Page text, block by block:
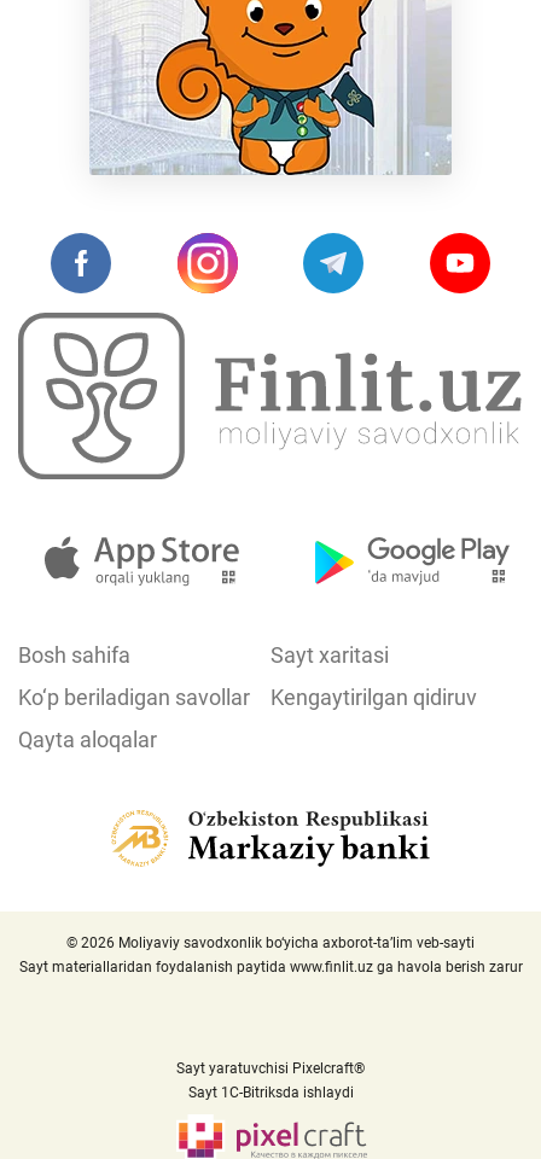
Bosh sahifa
Sayt xaritasi
Ko‘p beriladigan savollar
Kengaytirilgan qidiruv
Qayta aloqalar
© 2026 Moliyaviy savodxonlik bo‘yicha axborot-ta’lim veb-sayti
Sayt materiallaridan foydalanish paytida www.finlit.uzga havola berish zarur
Sayt yaratuvchisi Pixelcraft®